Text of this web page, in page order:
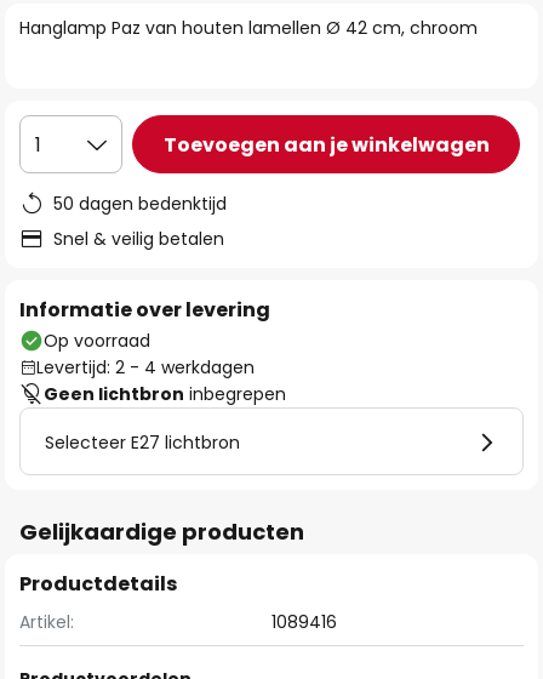
de
Hanglamp Paz van houten lamellen Ø 42 cm, chroom
1 Toevoegen aan je winkelwagen
50 dagen bedenktijd
Snel & veilig betalen
Informatie over levering
Op voorraad
Levertijd: 2 - 4 werkdagen
Geen lichtbron inbegrepen
Selecteer E27 lichtbron
Gelijkaardige producten
Productdetails
Artikel: 1089416